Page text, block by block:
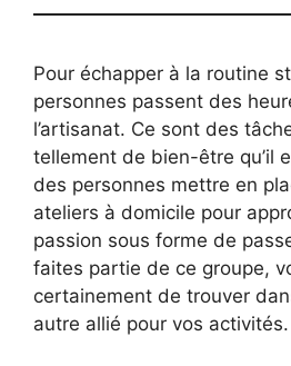
Pour échapper à la routine
personnes passent des
l’artisanat. Ce sont des
tellement de bien-être qu’il
des personnes mettre en
ateliers à domicile pour
passion sous forme de
faites partie de ce groupe,
certainement de trouver
autre allié pour vos activités.